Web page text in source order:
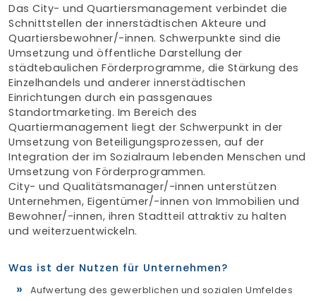
Das City- und Quartiersmanagement verbindet die
Schnittstellen der innerstädtischen Akteure und
Quartiersbewohner/-innen. Schwerpunkte sind die
Umsetzung und öffentliche Darstellung der
städtebaulichen Förderprogramme, die Stärkung des
Einzelhandels und anderer innerstädtischen
Einrichtungen durch ein passgenaues
Standortmarketing. Im Bereich des
Quartiermanagement liegt der Schwerpunkt in der
Umsetzung von Beteiligungsprozessen, auf der
Integration der im Sozialraum lebenden Menschen und
Umsetzung von Förderprogrammen.
City- und Qualitätsmanager/-innen unterstützen
Unternehmen, Eigentümer/-innen von Immobilien und
Bewohner/-innen, ihren Stadtteil attraktiv zu halten
und weiterzuentwickeln.
Was ist der Nutzen für Unternehmen?
Aufwertung des gewerblichen und sozialen Umfeldes